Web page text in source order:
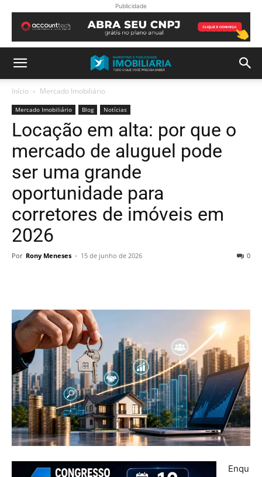
Publicidade
Início Mercado Imobiliário
Mercado Imobiliário Blog Notícias
Locação em alta: por que o
mercado de aluguel pode
ser uma grande
oportunidade para
corretores de imóveis em
2026
Por Rony Meneses - 15 de junho de 2026 0
Enqu